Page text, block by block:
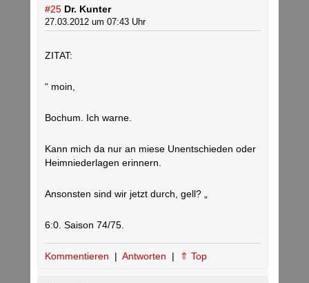
#25 Dr. Kunter
27.03.2012 um 07:43 Uhr
ZITAT:
“ moin,
Bochum. Ich warne.
Kann mich da nur an miese Unentschieden oder
Heimniederlagen erinnern.
Ansonsten sind wir jetzt durch, gell? „
6:0. Saison 74/75.
Kommentieren | Antworten | ⇑ Top